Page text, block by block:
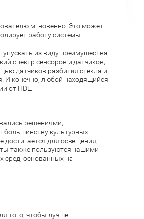
мгновенно. Это может
работу системы.
из виду преимущества
спектр сенсоров и датчиков,
датчиков разбития стекла и
И конечно, любой находящийся
от HDL.
решениями,
большинству культурных
достигается для освещения,
также пользуются нашими
сред, основанных на
того, чтобы лучше